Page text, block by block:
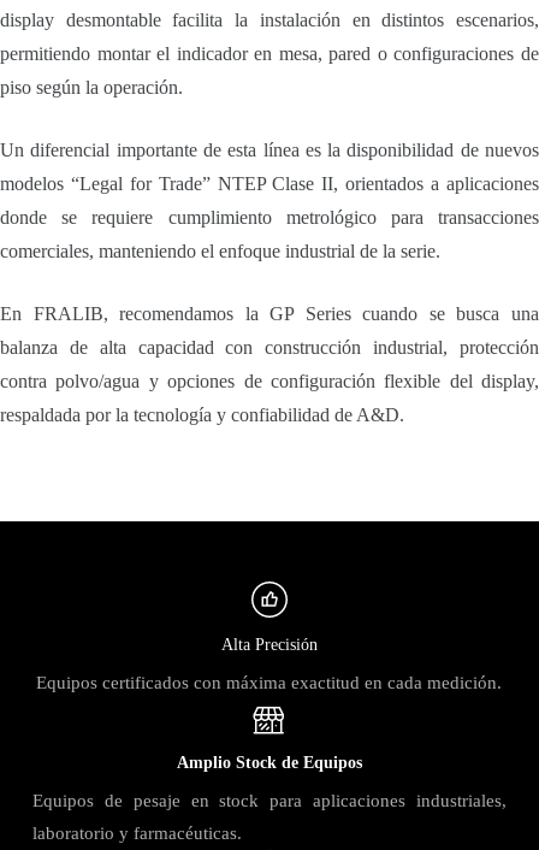
display desmontable facilita la instalación en distintos escenarios,
permitiendo montar el indicador en mesa, pared o configuraciones de
piso según la operación.
Un diferencial importante de esta línea es la disponibilidad de nuevos
modelos “Legal for Trade” NTEP Clase II, orientados a aplicaciones
donde se requiere cumplimiento metrológico para transacciones
comerciales, manteniendo el enfoque industrial de la serie.
En FRALIB, recomendamos la GP Series cuando se busca una
balanza de alta capacidad con construcción industrial, protección
contra polvo/agua y opciones de configuración flexible del display,
respaldada por la tecnología y confiabilidad de A&D.
Alta Precisión
Equipos certificados con máxima exactitud en cada medición.
Amplio Stock de Equipos
Equipos de pesaje en stock para aplicaciones industriales,
laboratorio y farmacéuticas.